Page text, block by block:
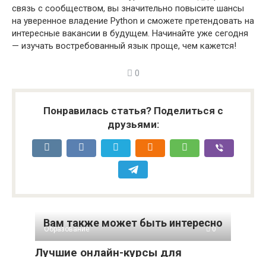
связь с сообществом, вы значительно повысите шансы
на уверенное владение Python и сможете претендовать на
интересные вакансии в будущем. Начинайте уже сегодня
— изучать востребованный язык проще, чем кажется!
0
Понравилась статья? Поделиться с
друзьями:
Вам также может быть интересно
Образование 0
Лучшие онлайн-курсы для